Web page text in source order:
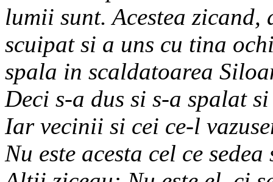
lumii sunt. Acestea
scuipat si a uns cu tina
spala in scaldatoarea
Deci s-a dus si s-a spalat
Iar vecinii si cei ce-l
Nu este acesta cel ce